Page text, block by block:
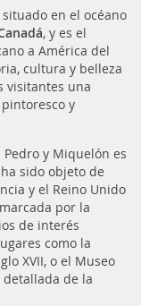
en el océano
, y es el
a América del
cultura y belleza
visitantes una
y
y Miquelón es
sido objeto de
y el Reino Unido
por la
de interés
como la
XVII, o el Museo
detallada de la